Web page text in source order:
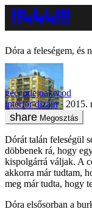
Dóra a feleségem, és
geccodejoakecod
intérior dizájn
2015.
Megosztás
Dórát talán feleségül
döbbenek rá, hogy
kispolgárrá váljak. A
akkorra már tudtam,
meg már tudta, hogy
Dóra elsősorban a